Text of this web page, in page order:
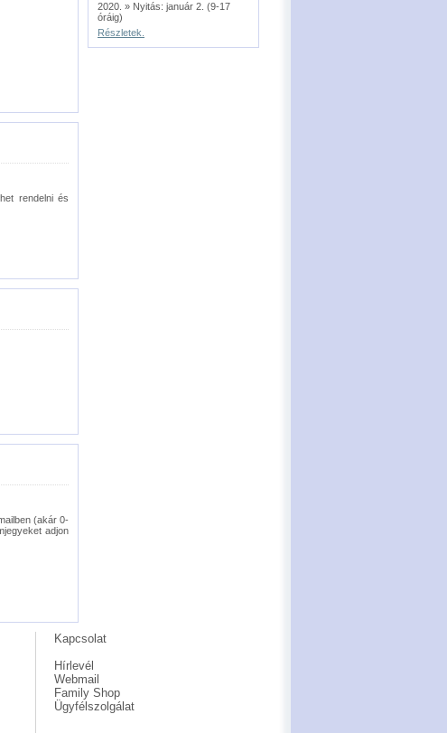
rendelni és
(akár 0-
adjon
2020. » Nyitás: január 2. (9-17
óráig)
Részletek.
Kapcsolat
Hírlevél
Webmail
Family Shop
Ügyfélszolgálat